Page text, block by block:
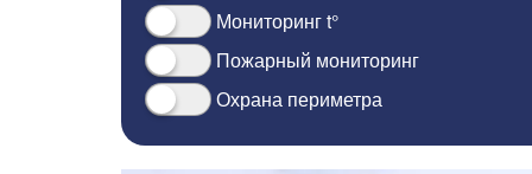
Мониторинг t°
Пожарный мониторинг
Охрана периметра